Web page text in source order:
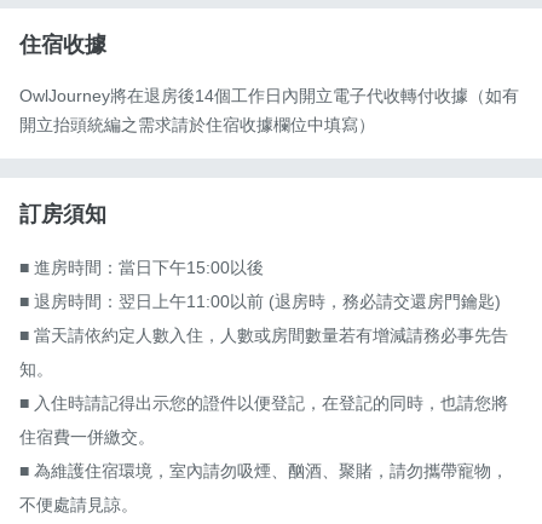
住宿收據
OwlJourney將在退房後14個工作日內開立電子代收轉付收據（如有
開立抬頭統編之需求請於住宿收據欄位中填寫）
訂房須知
■ 進房時間：當日下午15:00以後
■ 退房時間：翌日上午11:00以前 (退房時，務必請交還房門鑰匙)
■ 當天請依約定人數入住，人數或房間數量若有增減請務必事先告
知。
■ 入住時請記得出示您的證件以便登記，在登記的同時，也請您將
住宿費一併繳交。
■ 為維護住宿環境，室內請勿吸煙、酗酒、聚賭，請勿攜帶寵物，
不便處請見諒。